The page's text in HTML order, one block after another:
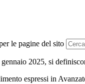
le pagine del sito
2025, si
espressi in